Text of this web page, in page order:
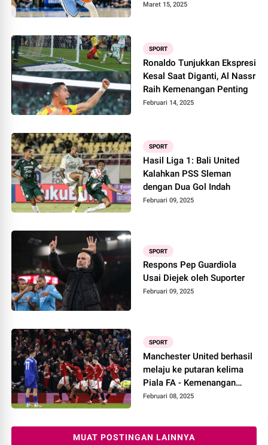
Maret 15, 2025
SPORT
Ronaldo Tunjukkan Ekspresi
Kesal Saat Diganti, Al Nassr
Raih Kemenangan Penting
Februari 14, 2025
SPORT
Hasil Liga 1: Bali United
Kalahkan PSS Sleman
dengan Dua Gol Indah
Februari 09, 2025
SPORT
Respons Pep Guardiola
Usai Diejek oleh Suporter
Februari 09, 2025
SPORT
Manchester United berhasil
melaju ke putaran kelima
Piala FA - Kemenangan
dramatis 2-1 atas Leicester
Februari 08, 2025
MUAT POSTINGAN LAINNYA